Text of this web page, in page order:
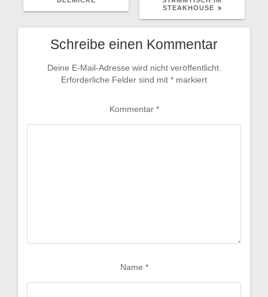
STEAKHOUSE
Schreibe einen Kommentar
Deine E-Mail-Adresse wird nicht veröffentlicht.
Erforderliche Felder sind mit * markiert
Kommentar *
Name *